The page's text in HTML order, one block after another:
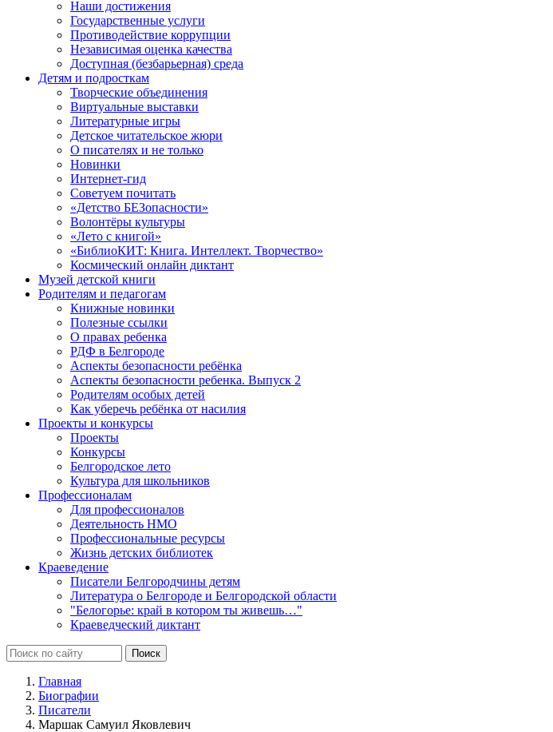
Наши достижения
Государственные услуги
Противодействие коррупции
Независимая оценка качества
Доступная (безбарьерная) среда
Детям и подросткам
Творческие объединения
Виртуальные выставки
Литературные игры
Детское читательское жюри
О писателях и не только
Новинки
Интернет-гид
Советуем почитать
«Детство БЕЗопасности»
Волонтёры культуры
«Лето с книгой»
«БиблиоКИТ: Книга. Интеллект. Творчество»
Космический онлайн диктант
Музей детской книги
Родителям и педагогам
Книжные новинки
Полезные ссылки
О правах ребенка
РДФ в Белгороде
Аспекты безопасности ребёнка
Аспекты безопасности ребенка. Выпуск 2
Родителям особых детей
Как уберечь ребёнка от насилия
Проекты и конкурсы
Проекты
Конкурсы
Белгородское лето
Культура для школьников
Профессионалам
Для профессионалов
Деятельность НМО
Профессиональные ресурсы
Жизнь детских библиотек
Краеведение
Писатели Белгородчины детям
Литература о Белгороде и Белгородской области
"Белогорье: край в котором ты живешь…"
Краеведческий диктант
Главная
Биографии
Писатели
Маршак Самуил Яковлевич